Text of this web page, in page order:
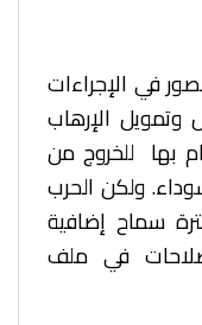
في الإجراءات
وتمويل الإرهاب
بها للخروج من
ولكن الحرب
سماح إضافية
في ملف